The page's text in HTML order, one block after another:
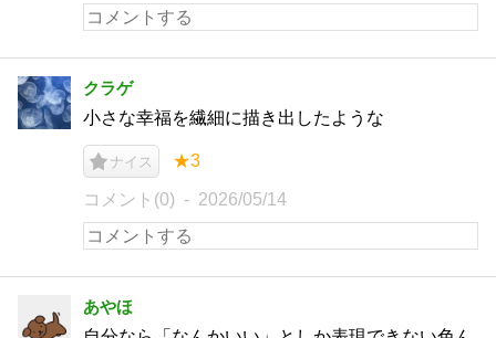
クラゲ
小さな幸福を繊細に描き出したような
ナイス ★3
コメント(0) 2026/05/14
あやほ